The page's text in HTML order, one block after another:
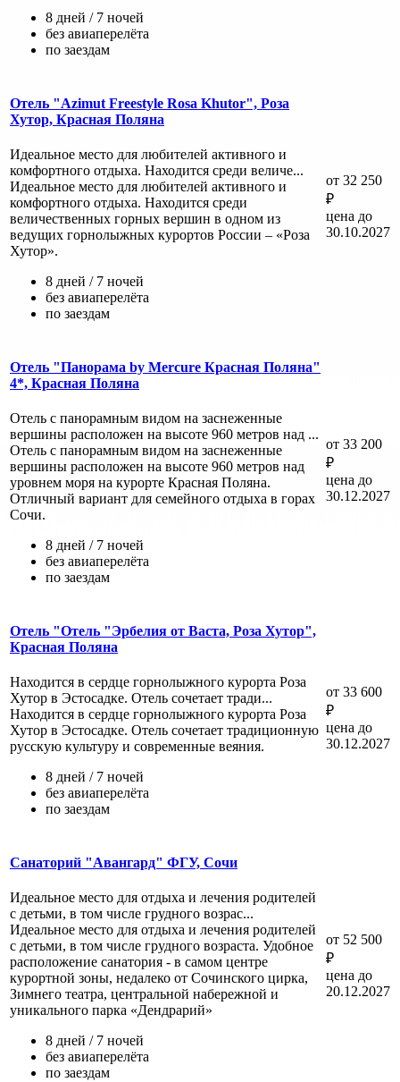
8 дней / 7 ночей
без авиаперелёта
по заездам
Отель "Azimut Freestyle Rosa Khutor", Роза
Хутор, Красная Поляна
Идеальное место для любителей активного и
комфортного отдыха. Находится среди величе...
Идеальное место для любителей активного и
комфортного отдыха. Находится среди
величественных горных вершин в одном из
ведущих горнолыжных курортов России – «Роза
Хутор».
8 дней / 7 ночей
без авиаперелёта
по заездам
от 32 250
₽
цена до
30.10.2027
Отель "Панорама by Mercure Красная Поляна"
4*, Красная Поляна
Отель с панорамным видом на заснеженные
вершины расположен на высоте 960 метров над ...
Отель с панорамным видом на заснеженные
вершины расположен на высоте 960 метров над
уровнем моря на курорте Красная Поляна.
Отличный вариант для семейного отдыха в горах
Сочи.
8 дней / 7 ночей
без авиаперелёта
по заездам
от 33 200
₽
цена до
30.12.2027
Отель "Отель "Эрбелия от Васта, Роза Хутор",
Красная Поляна
Находится в сердце горнолыжного курорта Роза
Хутор в Эстосадке. Отель сочетает тради...
Находится в сердце горнолыжного курорта Роза
Хутор в Эстосадке. Отель сочетает традиционную
русскую культуру и современные веяния.
8 дней / 7 ночей
без авиаперелёта
по заездам
от 33 600
₽
цена до
30.12.2027
Санаторий "Авангард" ФГУ, Сочи
Идеальное место для отдыха и лечения родителей
с детьми, в том числе грудного возрас...
Идеальное место для отдыха и лечения родителей
с детьми, в том числе грудного возраста. Удобное
расположение санатория - в самом центре
курортной зоны, недалеко от Сочинского цирка,
Зимнего театра, центральной набережной и
уникального парка «Дендрарий»
8 дней / 7 ночей
без авиаперелёта
по заездам
от 52 500
₽
цена до
20.12.2027